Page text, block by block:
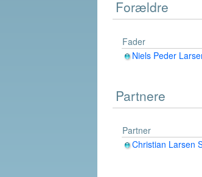
Forældre
Fader
Niels Peder
Partnere
Partner
Christian Larsen